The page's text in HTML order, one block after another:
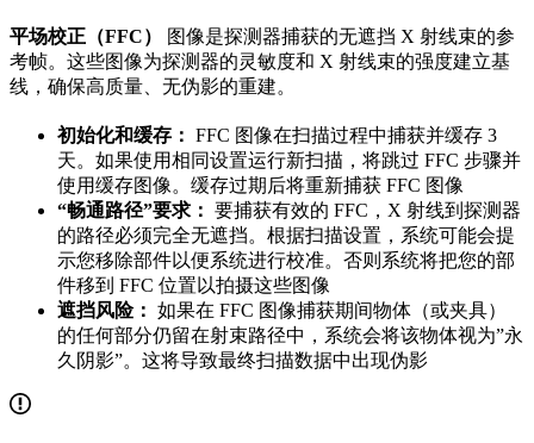
平场校正（FFC）
图像是探测器捕获的无遮挡 X 射线束的参
考帧。这些图像为探测器的灵敏度和 X 射线束的强度建立基
线，确保高质量、无伪影的重建。
初始化和缓存： FFC 图像在扫描过程中捕获并缓存 3
天。如果使用相同设置运行新扫描，将跳过 FFC 步骤并
使用缓存图像。缓存过期后将重新捕获 FFC 图像
“畅通路径”要求： 要捕获有效的 FFC，X 射线到探测器
的路径必须完全无遮挡。根据扫描设置，系统可能会提
示您移除部件以便系统进行校准。否则系统将把您的部
件移到 FFC 位置以拍摄这些图像
遮挡风险： 如果在 FFC 图像捕获期间物体（或夹具）
的任何部分仍留在射束路径中，系统会将该物体视为”永
久阴影”。这将导致最终扫描数据中出现伪影